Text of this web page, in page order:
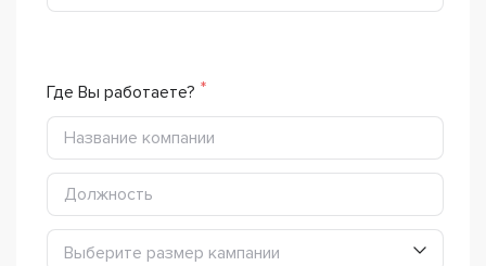
Где Вы работаете?
Выберите размер кампании